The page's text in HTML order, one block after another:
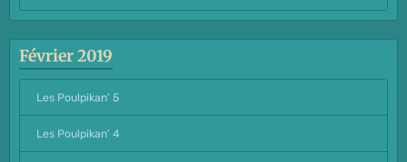
Février 2019
Les Poulpikan' 5
Les Poulpikan' 4